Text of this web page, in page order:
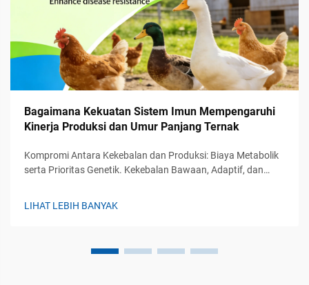
Bagaimana Kekuatan Sistem Imun Mempengaruhi
Kinerja Produksi dan Umur Panjang Ternak
Kompromi Antara Kekebalan dan Produksi: Biaya Metabolik
serta Prioritas Genetik. Kekebalan Bawaan, Adaptif, dan
LIHAT LEBIH BANYAK